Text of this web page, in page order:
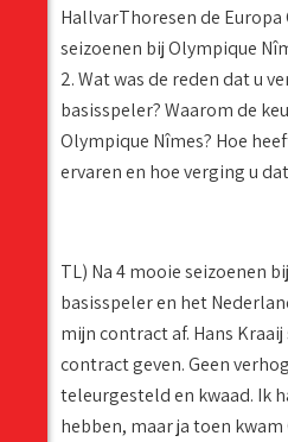
HallvarThoresen de Europa
seizoenen bij Olympique
2. Wat was de reden dat u
basisspeler? Waarom de
Olympique Nîmes? Hoe
ervaren en hoe verging u
TL) Na 4 mooie seizoenen
basisspeler en het
mijn contract af. Hans
contract geven. Geen
teleurgesteld en kwaad. Ik
hebben, maar ja toen